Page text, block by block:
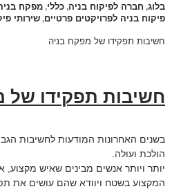
בלוג, חברה לפיקוח בניה, כללי, מפקח
פיקוח בניה לפרויקטים פרטיים, שירותי
חשיבות תפקידו של מפקח בניה
חשיבות תפקידו של
בשנים האחרונות המודעות לחשיבות
הולכת ועולה.
יותר ויותר אנשים מבינים שאיש
המקצוע בשטח ויוודא שהם עושים את